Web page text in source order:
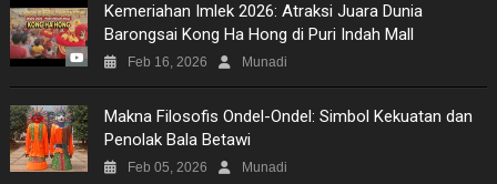
Kemeriahan Imlek 2026: Atraksi Juara Dunia
Barongsai Kong Ha Hong di Puri Indah Mall
Feb 16, 2026 Munadi
Makna Filosofis Ondel-Ondel: Simbol Kekuatan dan
Penolak Bala Betawi
Feb 05, 2026 Munadi